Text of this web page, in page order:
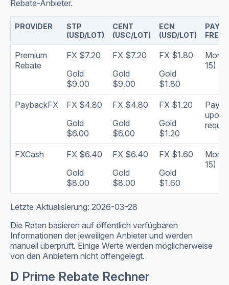
Rebate-Anbieter.
PROVIDER
STP
(USD/LOT)
CENT
(USC/LOT)
ECN
(USD/LOT)
Premium
Rebate
FX $7.20
Gold
$9.00
FX $7.20
Gold
$9.00
FX $1.80
Gold
$1.80
15)
PaybackFX
FX $4.80
Gold
$6.00
FX $4.80
Gold
$6.00
FX $1.20
Gold
$1.20
upon
FXCash
FX $6.40
Gold
$8.00
FX $6.40
Gold
$8.00
FX $1.60
Gold
$1.60
15)
Letzte Aktualisierung: 2026-03-28
Die Raten basieren auf öffentlich verfügbaren
Informationen der jeweiligen Anbieter und werden
manuell überprüft. Einige Werte werden möglicherweise
von den Anbietern nicht offengelegt.
D Prime Rebate Rechner